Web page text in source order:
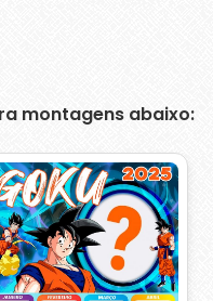
montagens abaixo: